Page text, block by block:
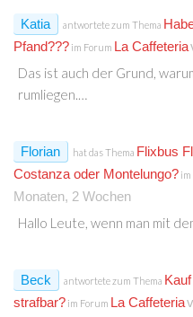
Katia antwortete zum Thema
Pfand??? im Forum La Caffeteria
Das ist auch der Grund,
rumliegen.…
Florian hat das Thema Flixbus
Costanza oder Montelungo? im
Monaten, 2 Wochen
Hallo Leute, wenn man mit
Beck antwortete zum Thema
strafbar? im Forum La Caffeteria